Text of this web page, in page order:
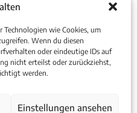
wie Cookies, um
Wenn du diesen
oder eindeutige IDs auf
nicht erteilst oder zurückziehst,
werden.
Einstellungen ansehen